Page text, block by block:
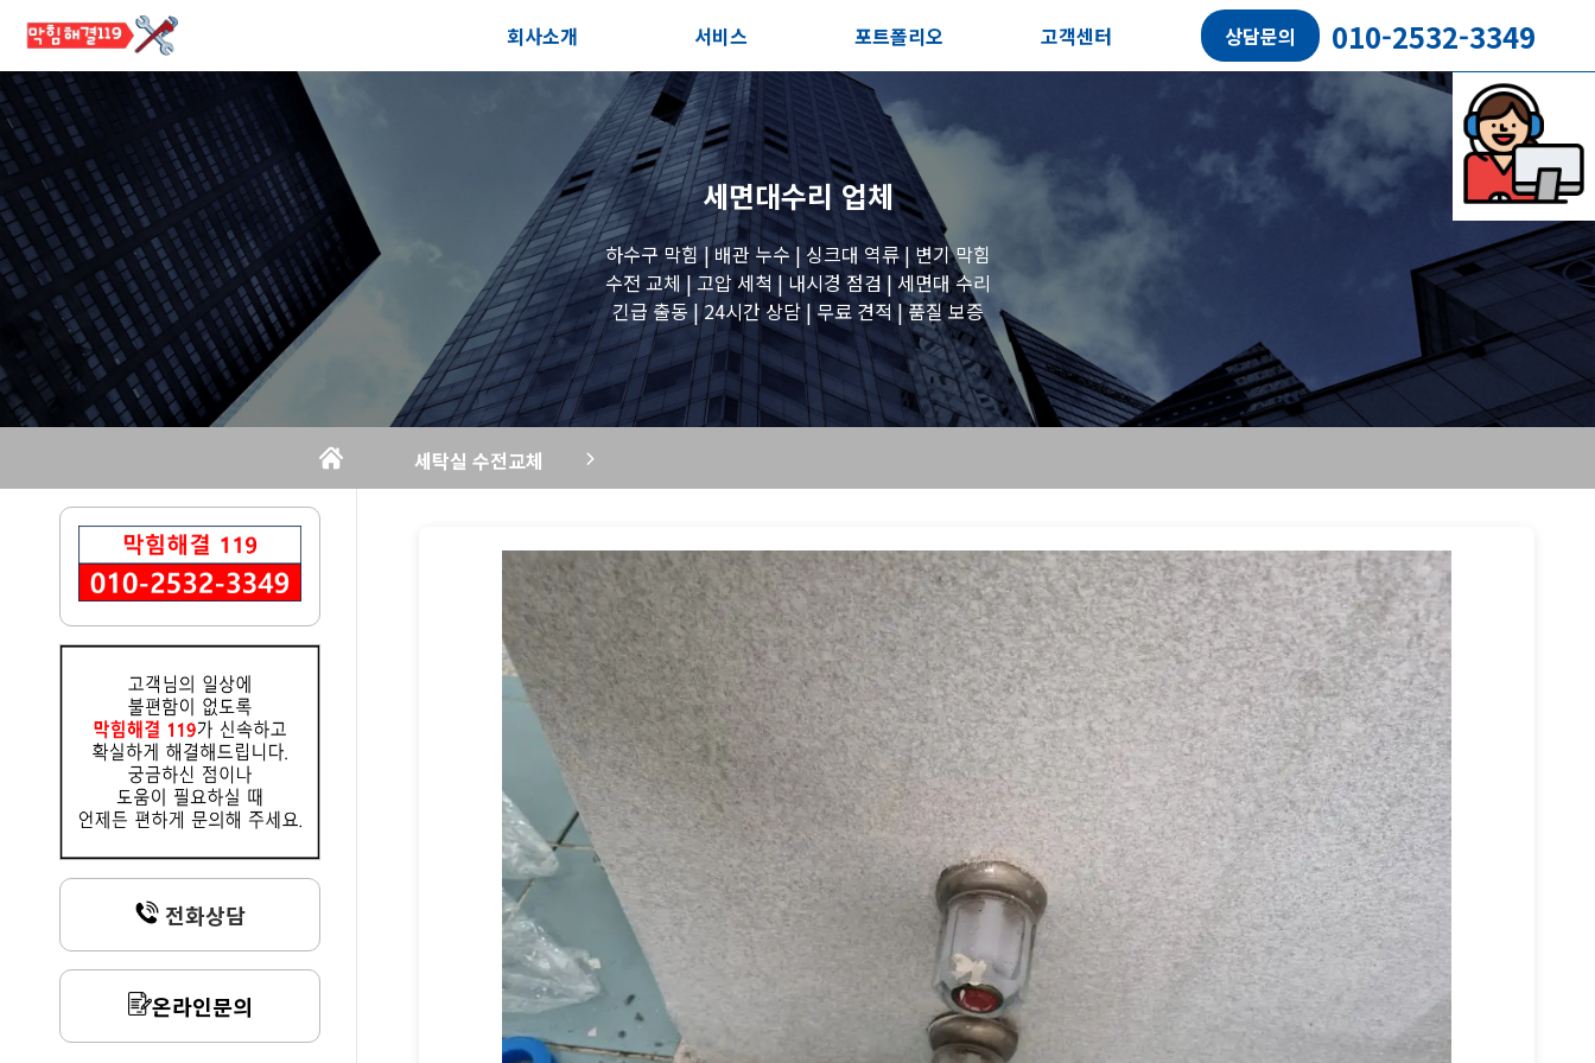
회사소개
공지사항
오시는길
서비스
서비스안내
포스트
포트폴리오
전체보기
세면대 작업
변기 작업
욕조 작업
원룸 수전 작업
고객센터
고객후기
상담문의 010-2532-3349
세면대수리업체
하수구 막힘 | 배관 누수 | 싱크대 역류 | 변기 막힘
수전 교체 | 고압 세척 | 내시경 점검 | 세면대 수리
긴급 출동 | 24시간 상담 | 무료 견적 | 품질 보증
세탁실 수전교체
전화상담
온라인문의